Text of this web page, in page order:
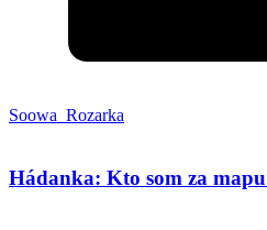
Soowa_Rozarka
Hádanka: Kto som za